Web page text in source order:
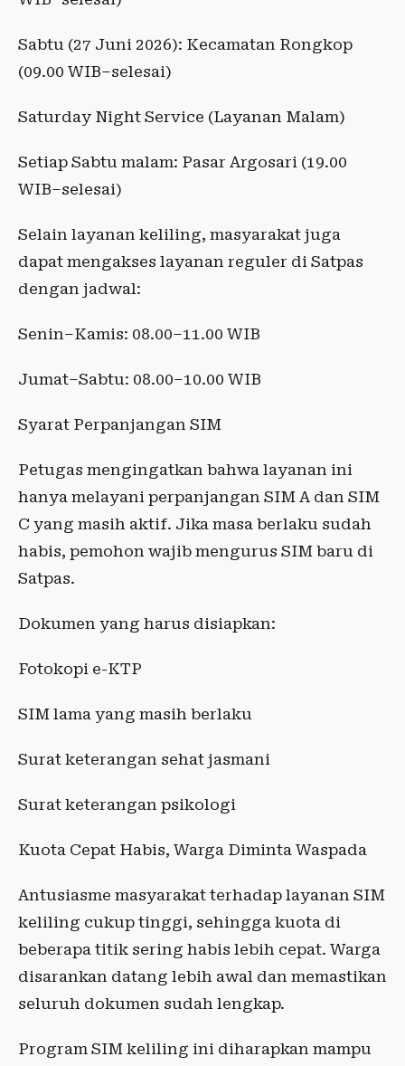
Sabtu (27 Juni 2026): Kecamatan Rongkop
(09.00 WIB–selesai)
Saturday Night Service (Layanan Malam)
Setiap Sabtu malam: Pasar Argosari (19.00
WIB–selesai)
Selain layanan keliling, masyarakat juga
dapat mengakses layanan reguler di Satpas
dengan jadwal:
Senin–Kamis: 08.00–11.00 WIB
Jumat–Sabtu: 08.00–10.00 WIB
Syarat Perpanjangan SIM
Petugas mengingatkan bahwa layanan ini
hanya melayani perpanjangan SIM A dan SIM
C yang masih aktif. Jika masa berlaku sudah
habis, pemohon wajib mengurus SIM baru di
Satpas.
Dokumen yang harus disiapkan:
Fotokopi e-KTP
SIM lama yang masih berlaku
Surat keterangan sehat jasmani
Surat keterangan psikologi
Kuota Cepat Habis, Warga Diminta Waspada
Antusiasme masyarakat terhadap layanan SIM
keliling cukup tinggi, sehingga kuota di
beberapa titik sering habis lebih cepat. Warga
disarankan datang lebih awal dan memastikan
seluruh dokumen sudah lengkap.
Program SIM keliling ini diharapkan mampu